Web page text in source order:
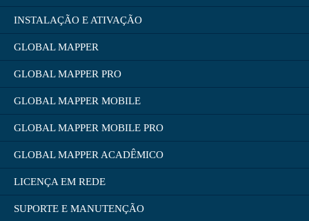
INSTALAÇÃO E ATIVAÇÃO
GLOBAL MAPPER
GLOBAL MAPPER PRO
GLOBAL MAPPER MOBILE
GLOBAL MAPPER MOBILE PRO
GLOBAL MAPPER ACADÊMICO
LICENÇA EM REDE
SUPORTE E MANUTENÇÃO